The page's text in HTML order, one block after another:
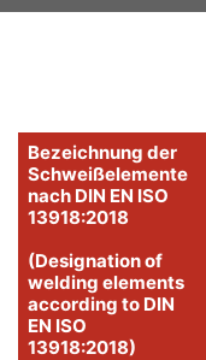
Bezeichnung der
Schweißelemente
nach DIN EN ISO
13918:2018
(Designation of
welding elements
according to DIN
EN ISO
13918:2018)